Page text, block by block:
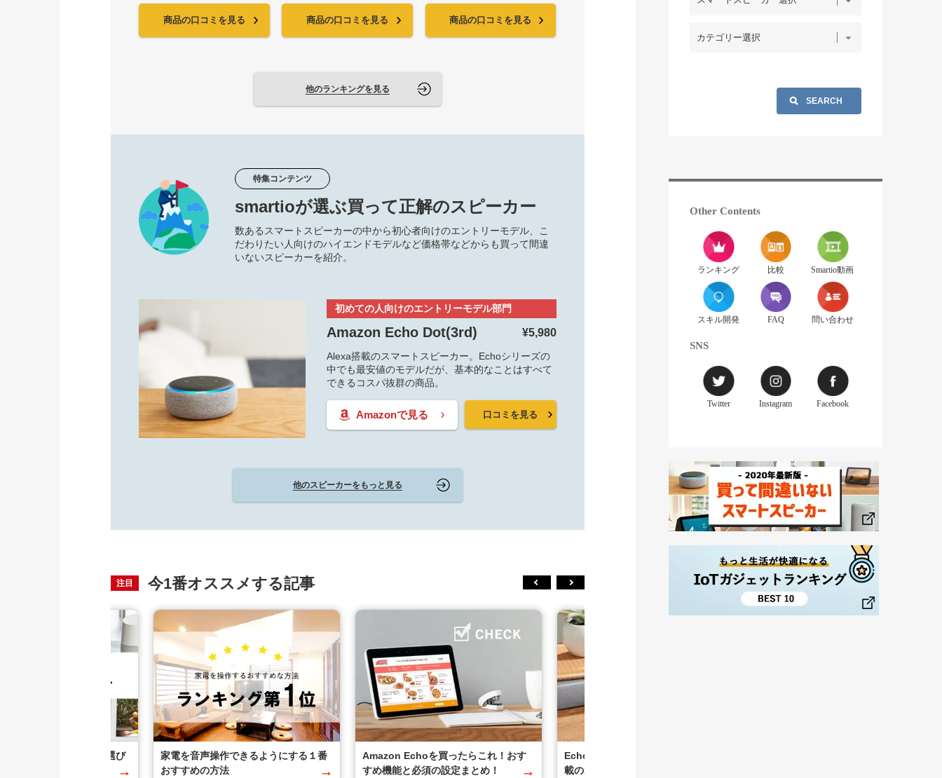
商品の口コミを見る 商品の口コミを見る 商品の口コミを見る
他のランキングを見る
特集コンテンツ
smartioが選ぶ買って正解のスピーカー
数あるスマートスピーカーの中から初心者向けのエントリーモデル、こ
だわりたい人向けのハイエンドモデルなど価格帯などからも買って間違
いないスピーカーを紹介。
初めての人向けのエントリーモデル部門
Amazon Echo Dot(3rd) ¥5,980
Alexa搭載のスマートスピーカー。Echoシリーズの
中でも最安値のモデルだが、基本的なことはすべて
できるコスパ抜群の商品。
Amazonで見る 口コミを見る
他のスピーカーをもっと見る
注目 今1番オススメする記事
スマートスピーカーの選び
家電を音声操作できるようにする１番
おすすめの方法
Amazon Echoを買ったらこれ！おす
すめ機能と必須の設定まとめ！
Echo Inputがすごい！スピーカー非搭
載のAlexaデバイスの魅力とは
Other Contents
ランキング 比較 Smartio動画
スキル開発 FAQ 問い合わせ
SNS
Twitter Instagram Facebook